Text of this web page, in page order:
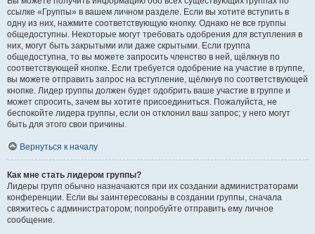
ссылке «Группы» в вашем личном разделе. Если вы хотите вступить в
одну из них, нажмите соответствующую кнопку. Однако не все группы
общедоступны. Некоторые могут требовать одобрения для вступления в
них, могут быть закрытыми или даже скрытыми. Если группа
общедоступна, то вы можете запросить членство в ней, щёлкнув по
соответствующей кнопке. Если требуется одобрение на участие в группе,
вы можете отправить запрос на вступление, щёлкнув по соответствующей
кнопке. Лидер группы должен будет одобрить ваше участие в группе и
может спросить, зачем вы хотите присоединиться. Пожалуйста, не
беспокойте лидера группы, если он отклонил ваш запрос; у него могут
быть для этого свои причины.
Вернуться к началу
Как мне стать лидером группы?
Лидеры групп обычно назначаются при их создании администраторами
конференции. Если вы заинтересованы в создании группы, сначала
свяжитесь с администратором; попробуйте отправить ему личное
сообщение.